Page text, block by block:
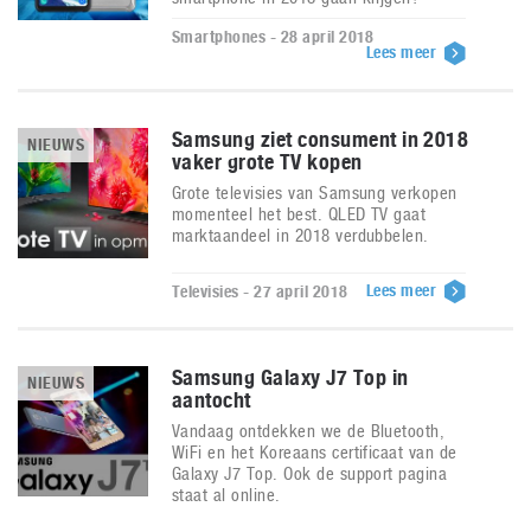
Smartphones - 28 april 2018
Lees meer
NIEUWS
Samsung ziet consument in 2018
vaker grote TV kopen
Grote televisies van Samsung verkopen
momenteel het best. QLED TV gaat
marktaandeel in 2018 verdubbelen.
Televisies - 27 april 2018 Lees meer
NIEUWS
Samsung Galaxy J7 Top in
aantocht
Vandaag ontdekken we de Bluetooth,
WiFi en het Koreaans certificaat van de
Galaxy J7 Top. Ook de support pagina
staat al online.